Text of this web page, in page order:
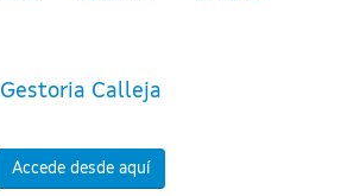
Gestoria Calleja
Accede desde aquí